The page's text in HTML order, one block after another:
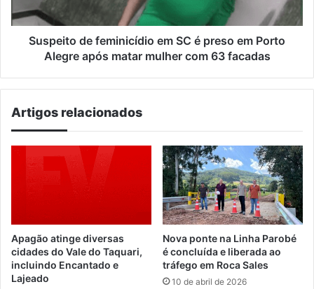
em
Porto
Alegre
63
Suspeito de feminicídio em SC é preso em Porto
Alegre após matar mulher com 63 facadas
Artigos relacionados
Apagão atinge diversas
cidades do Vale do Taquari,
incluindo Encantado e
Lajeado
Nova ponte na Linha Parobé
é concluída e liberada ao
tráfego em Roca Sales
10 de abril de 2026